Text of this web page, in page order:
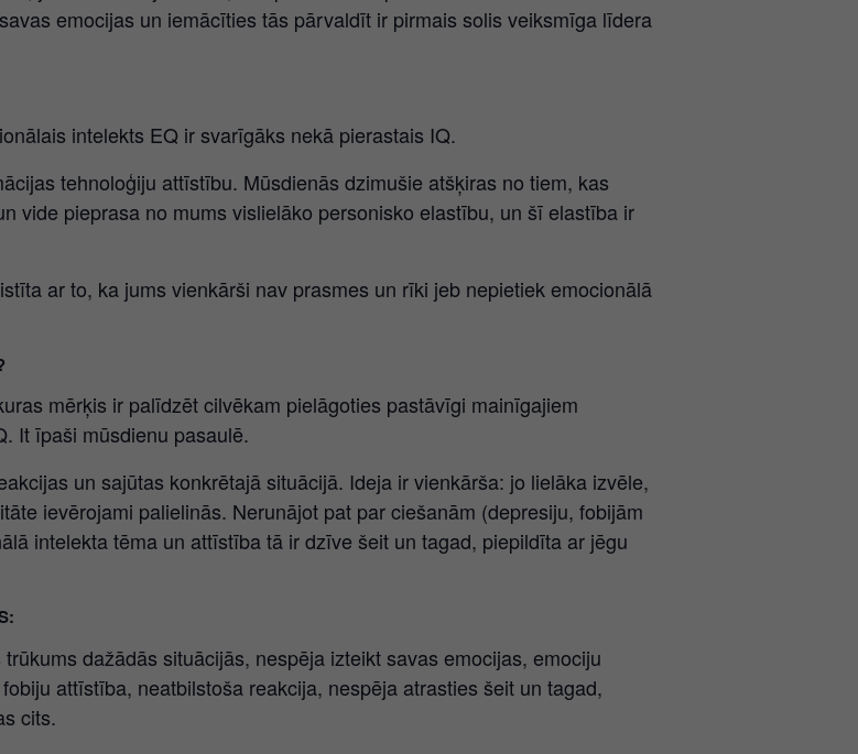
emocijas un iemācīties tās pārvaldīt ir pirmais solis veiksmīga līdera
intelekts EQ ir svarīgāks nekā pierastais IQ.
tehnoloģiju attīstību. Mūsdienās dzimušie atšķiras no tiem, kas
vide pieprasa no mums vislielāko personisko elastību, un šī elastība ir
ar to, ka jums vienkārši nav prasmes un rīki jeb nepietiek emocionālā
mērķis ir palīdzēt cilvēkam pielāgoties pastāvīgi mainīgajiem
It īpaši mūsdienu pasaulē.
un sajūtas konkrētajā situācijā. Ideja ir vienkārša: jo lielāka izvēle,
ievērojami palielinās. Nerunājot pat par ciešanām (depresiju, fobijām
intelekta tēma un attīstība tā ir dzīve šeit un tagad, piepildīta ar jēgu
dažādās situācijās, nespēja izteikt savas emocijas, emociju
attīstība, neatbilstoša reakcija, nespēja atrasties šeit un tagad,
cits.